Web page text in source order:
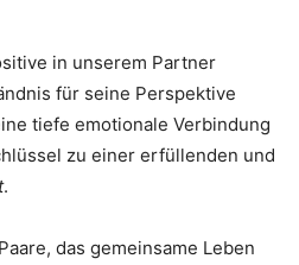
in unserem Partner
für seine Perspektive
tiefe emotionale Verbindung
zu einer erfüllenden und
.
das gemeinsame Leben